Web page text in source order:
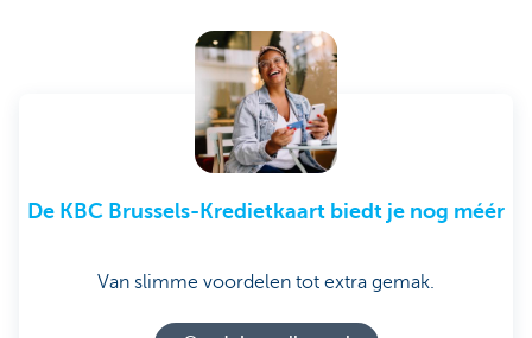
De KBC Brussels-Kredietkaart biedt je nog méér
Van slimme voordelen tot extra gemak.